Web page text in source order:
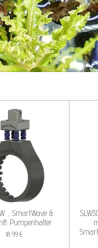
, SmartWave &
Pumpenhalter
18,99 €